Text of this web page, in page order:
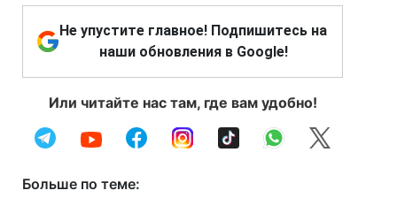
Не упустите главное! Подпишитесь на
наши обновления в Google!
Или читайте нас там, где вам удобно!
Больше по теме: